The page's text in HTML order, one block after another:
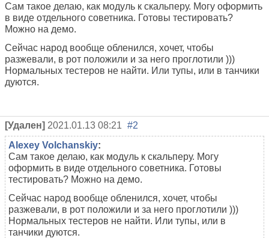
Сам такое делаю, как модуль к скальперу. Могу оформить
в виде отдельного советника. Готовы тестировать?
Можно на демо.
Сейчас народ вообще обленился, хочет, чтобы
разжевали, в рот положили и за него проглотили )))
Нормальных тестеров не найти. Или тупы, или в танчики
дуются.
[Удален] 2021.01.13 08:21 #2
Alexey Volchanskiy:
Сам такое делаю, как модуль к скальперу. Могу
оформить в виде отдельного советника. Готовы
тестировать? Можно на демо.
Сейчас народ вообще обленился, хочет, чтобы
разжевали, в рот положили и за него проглотили )))
Нормальных тестеров не найти. Или тупы, или в
танчики дуются.